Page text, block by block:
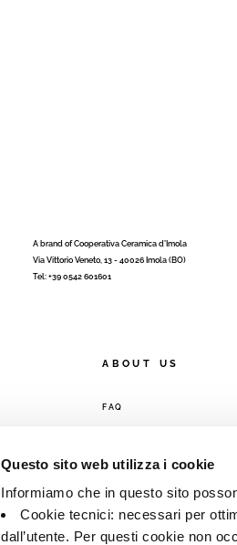
Questo sito web utilizza i cookie
Informiamo che in questo sito
Cookie tecnici: necessari per
dall’utente. Per questi cookie non
A brand of Cooperativa Ceramica d’Imola
Via Vittorio Veneto, 13 - 40026 Imola (BO)
Tel: +39 0542 601601
ABOUT US
FAQ